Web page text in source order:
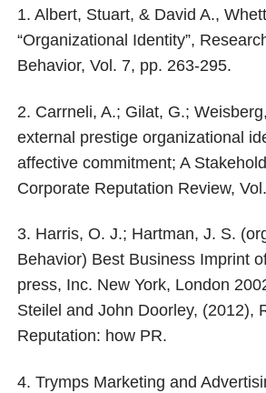
1. Albert, Stuart, & David A.,
“Organizational Identity”,
Behavior, Vol. 7, pp. 263-295.
2. Carrneli, A.; Gilat, G.;
external prestige organizational
affective commitment; A
Corporate Reputation Review,
3. Harris, O. J.; Hartman, J. S.
Behavior) Best Business Imprint
press, Inc. New York, London
Steilel and John Doorley, (2012),
Reputation: how PR.
4. Trymps Marketing and